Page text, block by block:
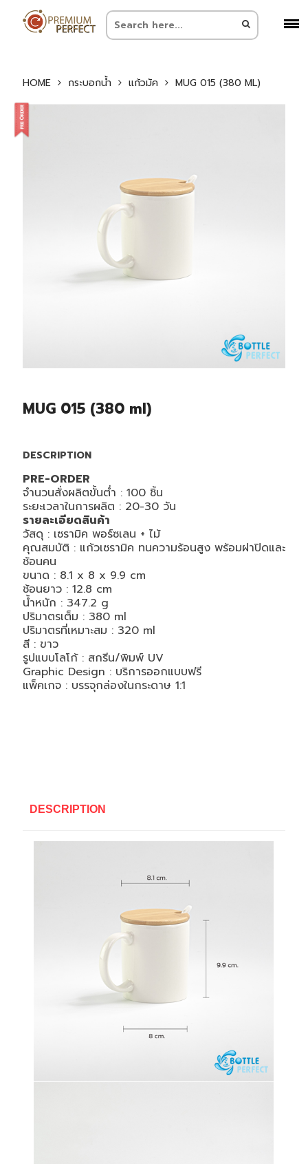
HOME กระบอกน้ำ แก้วมัค MUG 015 (380 ML)
MUG 015 (380 ml)
DESCRIPTION
PRE-ORDER
จำนวนสั่งผลิตขั้นต่ำ : 100 ชิ้น
ระยะเวลาในการผลิต : 20-30 วัน
รายละเอียดสินค้า
วัสดุ : เซรามิค พอร์ซเลน + ไม้
คุณสมบัติ : แก้วเซรามิค ทนความร้อนสูง พร้อมฝาปิดและ
ช้อนคน
ขนาด : 8.1 x 8 x 9.9 cm
ช้อนยาว : 12.8 cm
น้ำหนัก : 347.2 g
ปริมาตรเต็ม : 380 ml
ปริมาตรที่เหมาะสม : 320 ml
สี : ขาว
รูปแบบโลโก้ : สกรีน/พิมพ์ UV
Graphic Design : บริการออกแบบฟรี
แพ็คเกจ : บรรจุกล่องในกระดาษ 1:1
DESCRIPTION